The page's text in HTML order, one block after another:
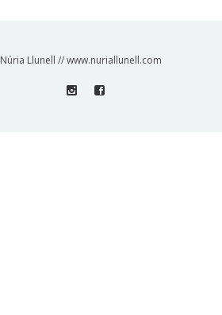
Núria Llunell // www.nuriallunell.com